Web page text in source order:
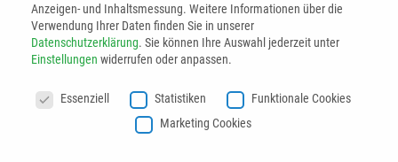
Startseite» Analyse & Planung»Software
Surface Analytics 4.0
Anzeigen- und Inhaltsmessung. Weitere Informationen über die
Verwendung Ihrer Daten finden Sie in unserer
Datenschutzerklärung. Sie können Ihre Auswahl jederzeit unter
Einstellungen widerrufen oder anpassen.
Essenziell
Statistiken
Funktionale Cookies
Marketing Cookies